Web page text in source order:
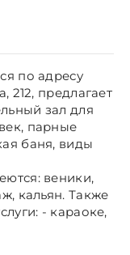
по адресу
212, предлагает
зал для
парные
баня, виды
веники,
кальян. Также
- караоке,